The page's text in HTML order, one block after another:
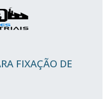
FIXAÇÃO DE